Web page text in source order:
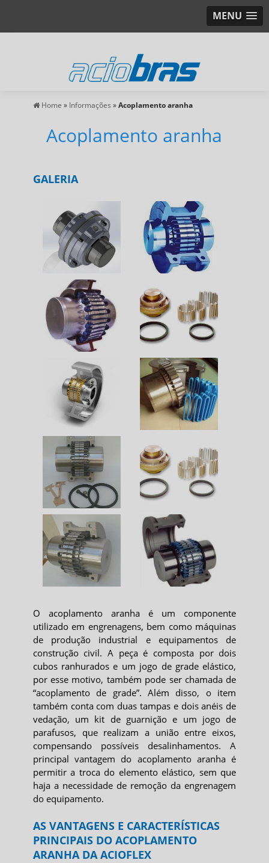
MENU
Home » Informações »Acoplamento aranha
Acoplamento aranha
GALERIA
O acoplamento aranhaé um componente
utilizado em engrenagens, bem como máquinas
de produção industrial e equipamentos de
construção civil. A peça é composta por dois
cubos ranhurados e um jogo de grade elástico,
por esse motivo, também pode ser chamada de
“acoplamento de grade”. Além disso, o item
também conta com duas tampas e dois anéis de
vedação, um kit de guarnição e um jogo de
parafusos, que realizam a união entre eixos,
compensando possíveis desalinhamentos. A
principal vantagem do acoplamento aranhaé
permitir a troca do elemento elástico, sem que
haja a necessidade de remoção da engrenagem
do equipamento.
AS VANTAGENS E CARACTERÍSTICAS
PRINCIPAIS DO ACOPLAMENTO
ARANHA DA ACIOFLEX